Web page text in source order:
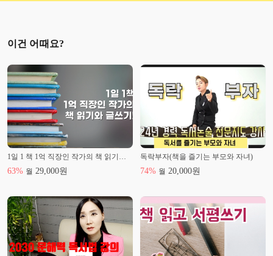
이건 어때요?
1일 1 책 1억 직장인 작가의 책 읽기와 글쓰기
63% 월 29,000원
독락부자(책을 즐기는 부모와 자녀)
74% 월 20,000원